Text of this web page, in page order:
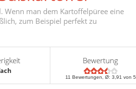
Wenn man dem Kartoffelpüree eine
zum Beispiel perfekt zu
Bewertung
11 Bewertungen, Ø: 3,91 von 5